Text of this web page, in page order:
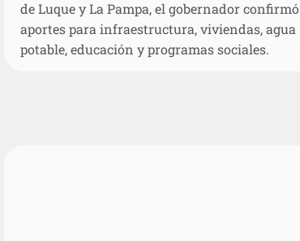
de Luque y La Pampa, el gobernador confirmó
aportes para infraestructura, viviendas, agua
potable, educación y programas sociales.